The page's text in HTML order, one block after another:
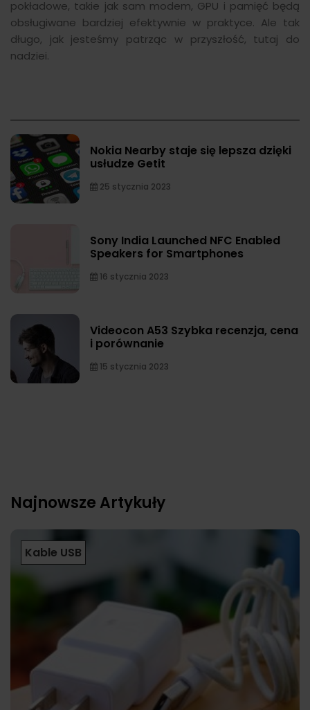
pokładowe, takie jak sam modem, GPU i pamięć będą
obsługiwane bardziej efektywnie w praktyce. Ale tak
długo, jak jesteśmy patrząc w przyszłość, tutaj do
nadziei.
Nokia Nearby staje się lepsza dzięki
usłudze Getit
25 stycznia 2023
Sony India Launched NFC Enabled
Speakers for Smartphones
16 stycznia 2023
Videocon A53 Szybka recenzja, cena
i porównanie
15 stycznia 2023
Najnowsze Artykuły
Kable USB